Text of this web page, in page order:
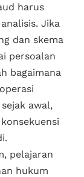
harus
Jika
dan skema
persoalan
bagaimana
awal,
pelajaran
hukum